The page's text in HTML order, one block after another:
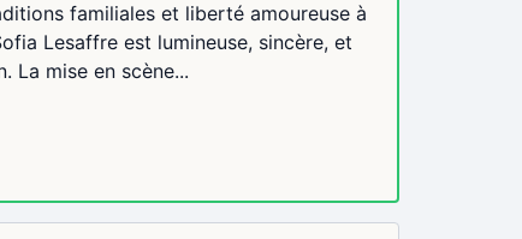
familiales et liberté amoureuse à
Lesaffre est lumineuse, sincère, et
La mise en scène...